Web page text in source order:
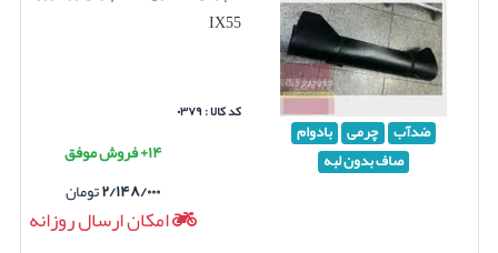
ضدآب چرمی بادوام
صاف بدون لبه
IX55
کد کالا : ۰۳۷۹
۱۴+ فروش موفق
۲/۱۴۸/۰۰۰تومان
امکان ارسال روزانه